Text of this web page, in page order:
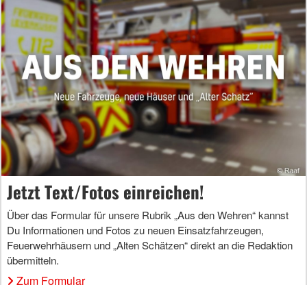
Jetzt Text/Fotos einreichen!
Über das Formular für unsere Rubrik „Aus den Wehren“ kannst
Du Informationen und Fotos zu neuen Einsatzfahrzeugen,
Feuerwehrhäusern und „Alten Schätzen“ direkt an die Redaktion
übermitteln.
Zum Formular